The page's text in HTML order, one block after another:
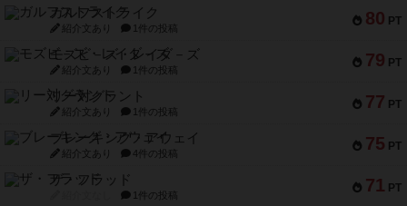
80 PT
ガルフストライク
紹介文あり 1件の投稿
79 PT
モズビ－ズ・レイダ－ズ
紹介文あり 1件の投稿
77 PT
リー対グラント
紹介文あり 1件の投稿
75 PT
ブレーキング・アウェイ
紹介文あり 4件の投稿
71 PT
ザ・フラッド
1件の投稿